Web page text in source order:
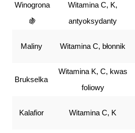
Winogrona
🍇
Witamina C, K,
antyoksydanty
Maliny Witamina C, błonnik
Brukselka
Witamina K, C, kwas
foliowy
Kalafior Witamina C, K